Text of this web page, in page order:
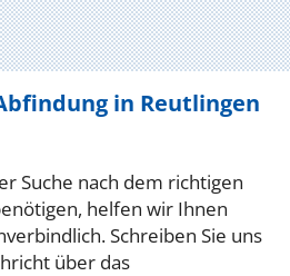
in Reutlingen
Suche nach dem richtigen
helfen wir Ihnen
Schreiben Sie uns
über das